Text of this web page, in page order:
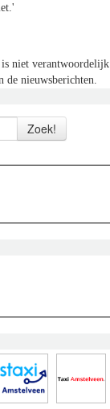
niet
de nieuwsberichten.